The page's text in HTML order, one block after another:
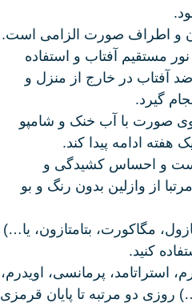
و اطراف صورت الزامی است.
مستقیم آفتاب و استفاده
از ضد آفتاب در خارج از منزل و
گیرد.
صورت با آب خنک و شامپو
هفته ادامه پیدا کند.
و احساس کشیدگی و
از وازلین بدون رنگ و بو
مگاکورت، بتامتازون، یا…)
کنید.
استراتامد، پرمانسی، اویدرم،
روزی دو مرتبه تا پایان قرمزی